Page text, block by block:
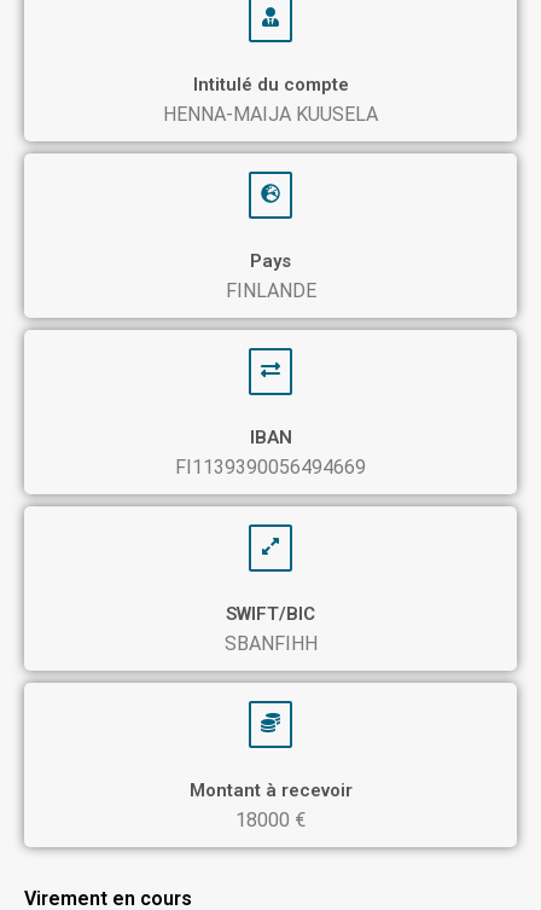
Intitulé du compte
HENNA-MAIJA KUUSELA
Pays
FINLANDE
IBAN
FI1139390056494669
SWIFT/BIC
SBANFIHH
Montant à recevoir
18000 €
Virement en cours